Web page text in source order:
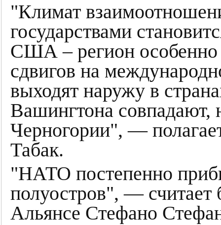
"Климат
государствами
США – регион
сдвигов на
выходят наружу в
Вашингтона совпадают,
Черногории", —
Табак.
"НАТО постепенно
полуостров", —
Альянсе Стефано